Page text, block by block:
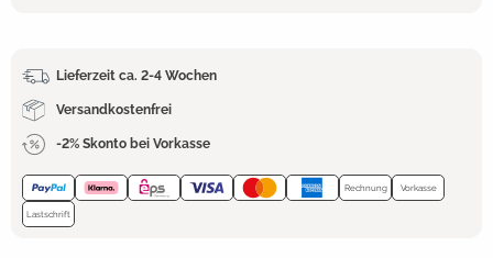
Lieferzeit ca. 2-4 Wochen
Versandkostenfrei
-2% Skonto bei Vorkasse
Rechnung Vorkasse
Lastschrift